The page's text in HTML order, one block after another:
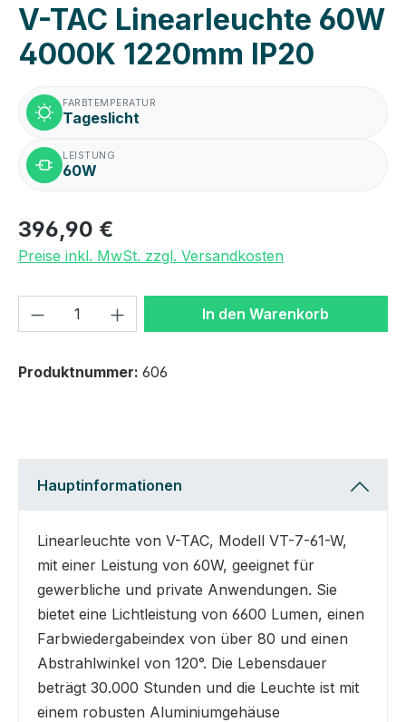
V-TAC Linearleuchte 60W
4000K 1220mm IP20
FARBTEMPERATUR
Tageslicht
LEISTUNG
60W
396,90 €
Preise inkl. MwSt. zzgl. Versandkosten
Produkt Anzahl: Gib denIn den Warenkorb
Produktnummer: 606
Hauptinformationen
Linearleuchte von V-TAC, Modell VT-7-61-W,
mit einer Leistung von 60W, geeignet für
gewerbliche und private Anwendungen. Sie
bietet eine Lichtleistung von 6600 Lumen, einen
Farbwiedergabeindex von über 80 und einen
Abstrahlwinkel von 120°. Die Lebensdauer
beträgt 30.000 Stunden und die Leuchte ist mit
einem robusten Aluminiumgehäuse